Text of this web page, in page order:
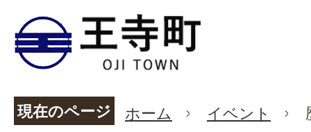
現在のページ ホーム イベント